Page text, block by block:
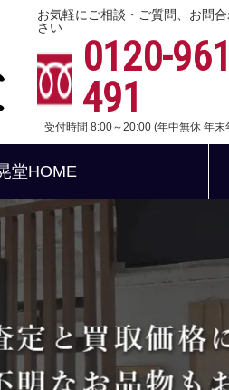
お気軽にご相談・ご質問、お問
さい
0120-
491
受付時間 8:00～20:00 (年中無休 年末
堂HOME